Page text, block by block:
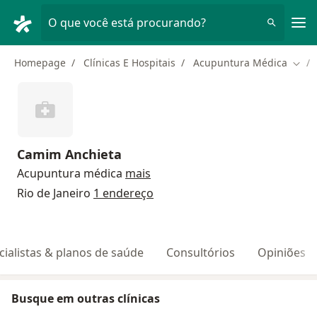
O que você está procurando?
Homepage Clínicas E Hospitais Acupuntura Médica
Camim Anchieta
Acupuntura médica mais
Rio de Janeiro 1 endereço
& planos de saúde Consultórios Opiniões
Busque em outras clínicas